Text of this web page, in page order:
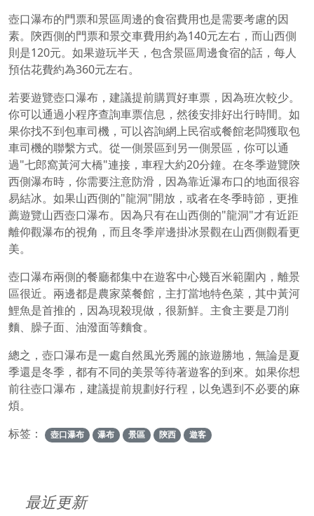
壺口瀑布的門票和景區周邊的食宿費用也是需要考慮的因
素。陝西側的門票和景交車費用約為140元左右，而山西側
則是120元。如果遊玩半天，包含景區周邊食宿的話，每人
預估花費約為360元左右。
若要遊覽壺口瀑布，建議提前購買好車票，因為班次較少。
你可以通過小程序查詢車票信息，然後安排好出行時間。如
果你找不到包車司機，可以咨詢網上民宿或餐館老闆獲取包
車司機的聯繫方式。從一側景區到另一側景區，你可以通
過"七郎窩黃河大橋"連接，車程大約20分鐘。在冬季遊覽陝
西側瀑布時，你需要注意防滑，因為靠近瀑布口的地面很容
易結冰。如果山西側的"龍洞"開放，或者在冬季時節，更推
薦遊覽山西壺口瀑布。因為只有在山西側的"龍洞"才有近距
離仰觀瀑布的視角，而且冬季岸邊掛冰景觀在山西側觀看更
美。
壺口瀑布兩側的餐廳都集中在遊客中心幾百米範圍內，離景
區很近。兩邊都是農家菜餐館，主打當地特色菜，其中黃河
鯉魚是首推的，因為現殺現做，很新鮮。主食主要是刀削
麵、臊子面、油潑面等麵食。
總之，壺口瀑布是一處自然風光秀麗的旅遊勝地，無論是夏
季還是冬季，都有不同的美景等待著遊客的到來。如果你想
前往壺口瀑布，建議提前規劃好行程，以免遇到不必要的麻
煩。
标签：
壺口瀑布 瀑布 景區 陝西 遊客
最近更新